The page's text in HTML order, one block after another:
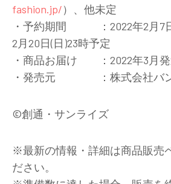
fashion.jp/）、他未定
・予約期間 ：2022年2月7日(
2月20日(日)23時予定
・商品お届け ：2022年3月発
・発売元 ：株式会社バン
©創通・サンライズ
※最新の情報・詳細は商品販売
ださい。